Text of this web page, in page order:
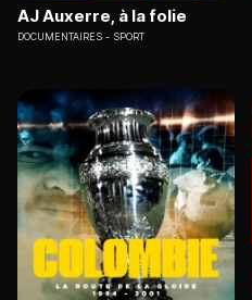
AJ Auxerre, à la folie
DOCUMENTAIRES SPORT